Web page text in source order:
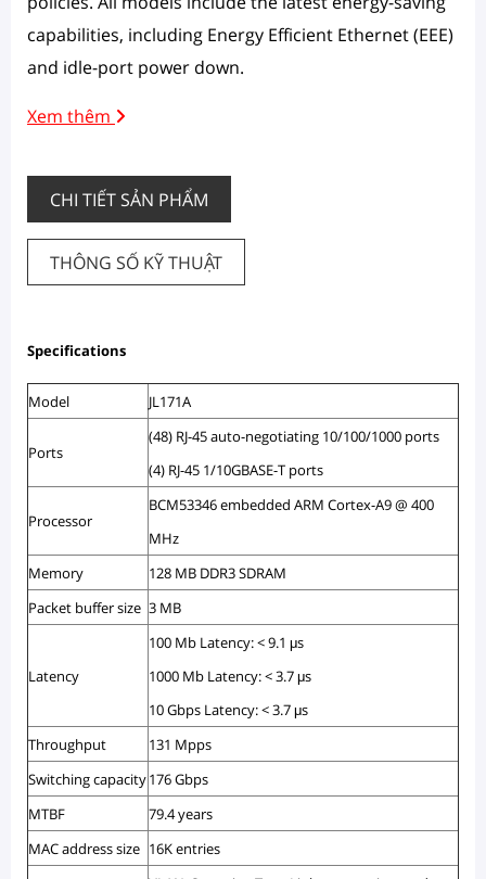
capabilities, including Energy Efficient Ethernet (EEE)
and idle-port power down.
Xem thêm
CHI TIẾT SẢN PHẨM
THÔNG SỐ KỸ THUẬT
Specifications
Model JL171A
Ports
(48) RJ-45 auto-negotiating 10/100/1000 ports
(4) RJ-45 1/10GBASE-T ports
Processor
BCM53346 embedded ARM Cortex-A9 @ 400
MHz
Memory
128 MB DDR3 SDRAM
Packet buffer size 3 MB
Latency
100 Mb Latency: < 9.1 μs
1000 Mb Latency: < 3.7 μs
10 Gbps Latency: < 3.7 μs
Throughput
131 Mpps
Switching capacity176 Gbps
MTBF
79.4 years
MAC address size 16K entries